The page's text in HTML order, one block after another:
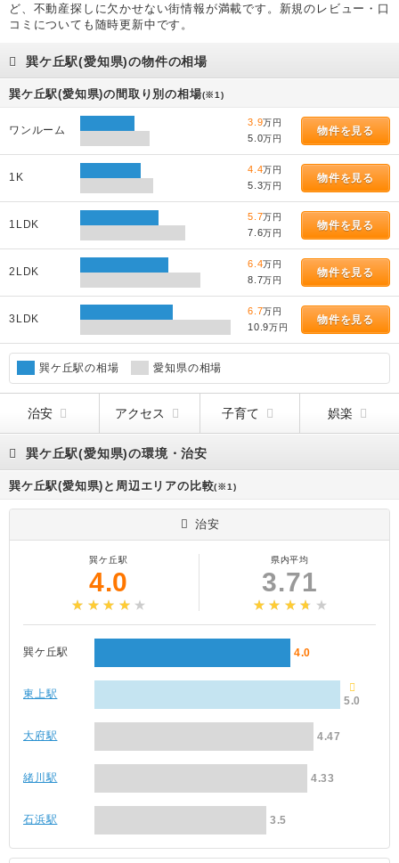
ど、不動産探しに欠かせない街情報が満載です。新規のレビュー・口
コミについても随時更新中です。
巽ケ丘駅(愛知県)の物件の相場
巽ケ丘駅(愛知県)の間取り別の相場(※1)
ワンルーム
3.9万円
5.0万円
物件を見る
1K
4.4万円
5.3万円
物件を見る
1LDK
5.7万円
7.6万円
物件を見る
2LDK
6.4万円
8.7万円
物件を見る
3LDK
6.7万円
10.9万円
物件を見る
巽ケ丘駅の相場 愛知県の相場
治安 アクセス 子育て 娯楽
巽ケ丘駅(愛知県)の環境・治安
巽ケ丘駅(愛知県)と周辺エリアの比較(※1)
治安
巽ケ丘駅
4.0
県内平均
3.71
巽ケ丘駅 4.0
東上駅
5.0
大府駅 4.47
緒川駅 4.33
石浜駅 3.5